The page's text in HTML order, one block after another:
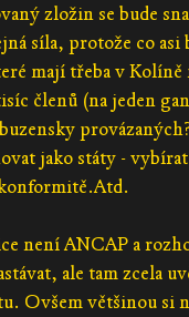
zložin se bude
síla, protože co asi
mají třeba v Kolíně
členů (na jeden
jako státy -
není ANCAP a
ale tam zcela
Ovšem většinou si